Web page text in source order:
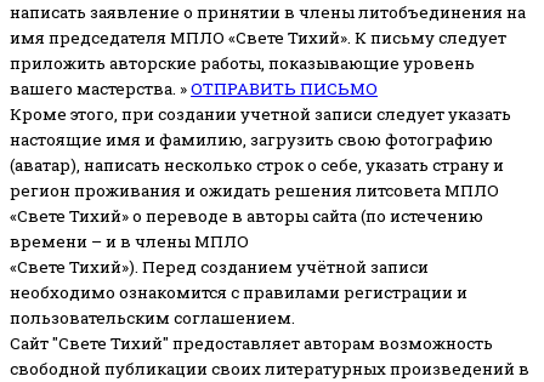
написать заявление о принятии в члены литобъединения на
имя председателя МПЛО «Свете Тихий». К письму следует
приложить авторские работы, показывающие уровень
вашего мастерства. »ОТПРАВИТЬ ПИСЬМО
Кроме этого, при создании учетной записи следует указать
настоящие имя и фамилию, загрузить свою фотографию
(аватар), написать несколько строк о себе, указать страну и
регион проживания и ожидать решения литсовета МПЛО
«Свете Тихий» о переводе в авторы сайта (по истечению
времени – и в члены МПЛО
«Свете Тихий»). Перед созданием учётной записи
необходимо ознакомится с правилами регистрации и
пользовательским соглашением.
Сайт "Свете Тихий" предоставляет авторам возможность
свободной публикации своих литературных произведений в